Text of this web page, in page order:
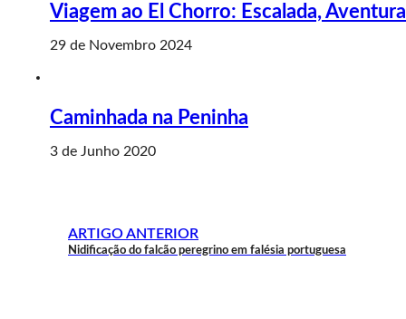
Viagem ao El Chorro: Escalada,
29 de Novembro 2024
Caminhada na Peninha
3 de Junho 2020
ARTIGO ANTERIOR
Nidificação do falcão peregrino em falésia portuguesa